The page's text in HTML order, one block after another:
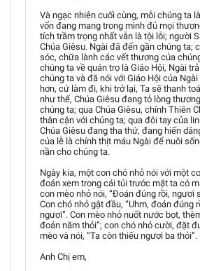
Và ngạc nhiên cuối cùng, mỗi chúng ta
vốn đang mang trong mình đủ mọi
tích trầm trọng nhất vẫn là tội lỗi; người
Chúa Giêsu. Ngài đã đến gần chúng ta;
sóc, chữa lành các vết thương của
chúng ta về quán trọ là Giáo Hội, Ngài
chúng ta và đã nói với Giáo Hội của Ngài
hơn, cứ làm đi, khi trở lại, Ta sẽ thanh
như thế, Chúa Giêsu đang tỏ lòng
chúng ta; qua Chúa Giêsu, chính Thiên
thân cận với chúng ta; qua đôi tay của
Chúa Giêsu đang tha thứ, đang hiến
của lễ là chính thịt máu Ngài để nuôi
nần cho chúng ta.
Ngày kia, một con chó nhỏ nói với một
đoán xem trong cái túi trước mặt ta có
con mèo nhỏ nói, “Đoán đúng rồi, ngươi
Con chó nhỏ gật đầu, “Uhm, đoán đúng
ngươi”. Con mèo nhỏ nuốt nước bọt,
đoán năm thỏi”; con chó nhỏ cười, đặt
mèo và nói, “Ta còn thiếu ngươi ba thỏi”.
Anh Chị em,